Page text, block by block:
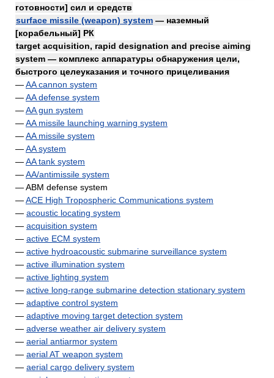
готовности] сил и средств
surface missile (weapon) system — наземный
[корабельный] РК
target acquisition, rapid designation and precise aiming
system — комплекс аппаратуры обнаружения цели,
быстрого целеуказания и точного прицеливания
—AA cannon system
—AA defense system
—AA gun system
—AA missile launching warning system
—AA missile system
—AA system
—AA tank system
—AA/antimissile system
— ABM defense system
—ACE High Tropospheric Communications system
— acoustic locating system
— acquisition system
— active ECM system
— active hydroacoustic submarine surveillance system
— active illumination system
— active lighting system
— active long-range submarine detection stationary system
— adaptive control system
— adaptive moving target detection system
— adverse weather air delivery system
— aerial antiarmor system
— aerial AT weapon system
— aerial cargo delivery system